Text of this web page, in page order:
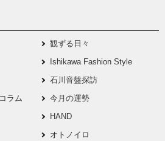
観ずる日々
Ishikawa Fashion Style
石川音盤探訪
ラム
今月の運勢
HAND
オトノイロ